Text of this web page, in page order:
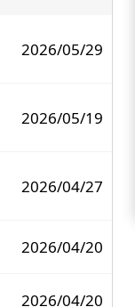
2026/05/29
2026/05/19
2026/04/27
2026/04/20
2026/04/20